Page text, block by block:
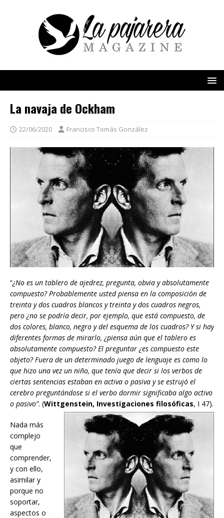
La navaja de Ockham
22/06/2020 Francisco Tomás González
“¿No es un tablero de ajedrez, pregunta, obvia y absolutamente
compuesto? Probablemente usted piensa en la composición de
treinta y dos cuadros blancos y treinta y dos cuadros negros,
pero ¿no se podría decir, por ejemplo, que está compuesto, de
dos colores, blanco, negro y del esquema de los cuadros? Y si hay
diferentes formas de mirarlo, ¿piensa aún que el tablero es
absolutamente compuesto? El preguntar ¿es compuesto este
objeto? Fuera de un determinado juego de lenguaje es como lo
que hizo una vez un niño, que tenía que decir si los verbos de
ciertas sentencias estaban en activa o pasiva y se estrujó el
cerebro preguntándose si el verbo dormir significaba algo activo
o pasivo”. (Wittgenstein, Investigaciones filosóficas, I 47).
Nada más
complejo
que
comprender,
y con ello,
asimilar y
porque no
soportar,
aspectos o